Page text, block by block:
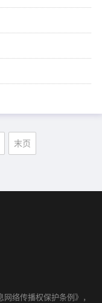
末页
络传播权保护条例》，